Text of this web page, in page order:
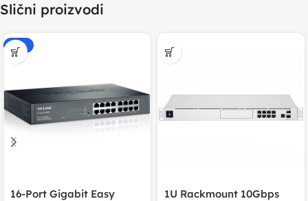
Slični proizvodi
-15%
16-Port Gigabit Easy
1U Rackmount 10Gbps